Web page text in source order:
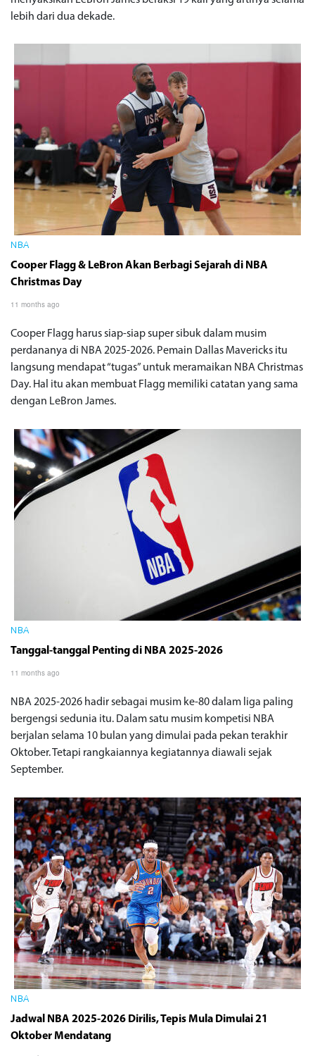
lebih dari dua dekade.
NBA
Cooper Flagg & LeBron Akan Berbagi Sejarah di NBA
Christmas Day
11 months ago
Cooper Flagg harus siap-siap super sibuk dalam musim
perdananya di NBA 2025-2026. Pemain Dallas Mavericks itu
langsung mendapat “tugas” untuk meramaikan NBA Christmas
Day. Hal itu akan membuat Flagg memiliki catatan yang sama
dengan LeBron James.
NBA
Tanggal-tanggal Penting di NBA 2025-2026
11 months ago
NBA 2025-2026 hadir sebagai musim ke-80 dalam liga paling
bergengsi sedunia itu. Dalam satu musim kompetisi NBA
berjalan selama 10 bulan yang dimulai pada pekan terakhir
Oktober. Tetapi rangkaiannya kegiatannya diawali sejak
September.
NBA
Jadwal NBA 2025-2026 Dirilis, Tepis Mula Dimulai 21
Oktober Mendatang